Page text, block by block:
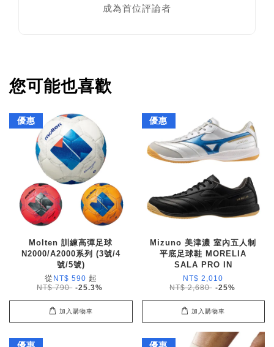
成為首位評論者
您可能也喜歡
優惠
Molten 訓練高彈足球
N2000/A2000系列 (3號/4
號/5號)
從 NT$ 590 起
NT$ 790 -25.3%
加入購物車
優惠
Mizuno 美津濃 室內五人制
平底足球鞋 MORELIA
SALA PRO IN
NT$ 2,010
NT$ 2,680 -25%
加入購物車
優惠 優惠